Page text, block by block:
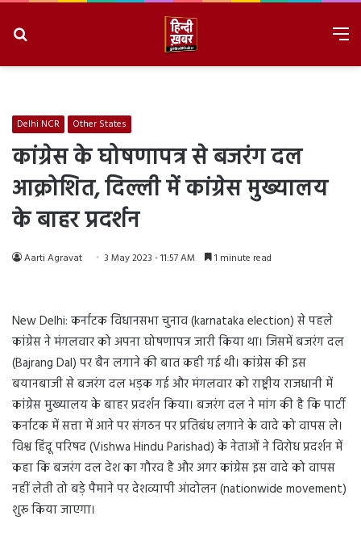
Delhi NCR Other States
कांग्रेस के घोषणापत्र से बजरंग दल
आक्रोशित, दिल्ली में कांग्रेस मुख्यालय
के बाहर प्रदर्शन
Aarti Agravat 3 May 2023 - 11:57 AM 1 minute read
New Delhi: कर्नाटक विधानसभा चुनाव (karnataka election) से पहले
कांग्रेस ने मंगलवार को अपना घोषणापत्र जारी किया था। जिसमें बजरंग दल
(Bajrang Dal) पर बैन लगाने की बात कही गई थी। कांग्रेस की इस
बयानबाजी से बजरंग दल भड़क गई और मंगलवार को राष्ट्रीय राजधानी में
कांग्रेस मुख्यालय के बाहर प्रदर्शन किया। बजरंग दल ने मांग की है कि पार्टी
कर्नाटक में सत्ता में आने पर संगठन पर प्रतिबंध लगाने के वादे को वापस ले।
विश्व हिंदू परिषद (Vishwa Hindu Parishad) के नेताओं ने विरोध प्रदर्शन में
कहा कि बजरंग दल देश का गौरव है और अगर कांग्रेस इस वादे को वापस
नहीं लेती तो बड़े पैमाने पर देशव्यापी आंदोलन (nationwide movement)
शुरू किया जाएगा।